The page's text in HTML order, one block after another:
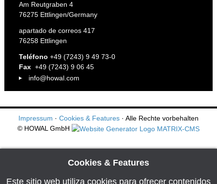
Am Reutgraben 4
76275 Ettlingen/Germany
apartado de correos 417
76258 Ettlingen
Teléfono +49 (7243) 9 49 73-0
Fax+49 (7243) 9 06 45
info@howal.com
Impressum · Cookies & Features · Alle Rechte vorbehalten
© HOWAL GmbH
Cookies & Features
Este sitio web utiliza cookies para ofrecer contenidos